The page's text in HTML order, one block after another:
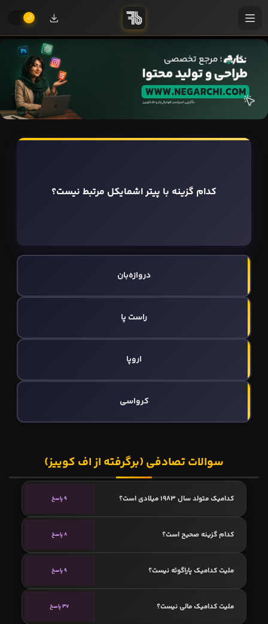
کدام گزینه با پیتر اشمایکل مرتبط نیست؟
دروازه‌بان
راست پا
اروپا
کرواسی
سوالات تصادفی (برگرفته از اف کوییز)
کدامیک متولد سال 1983 میلادی است؟ 9 پاسخ
کدام گزینه صحیح است؟ 8 پاسخ
ملیت کدامیک پاراگوئه نیست؟ 9 پاسخ
ملیت کدامیک مالی نیست؟ 37 پاسخ